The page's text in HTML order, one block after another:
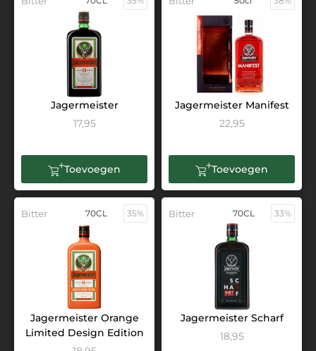
Jagermeister
17,95
Toevoegen
Jagermeister Manifest
22,95
Toevoegen
Bitter 70CL 35%
Jagermeister Orange
Limited Design Edition
Bitter 70CL 33%
Jagermeister Scharf
18,95